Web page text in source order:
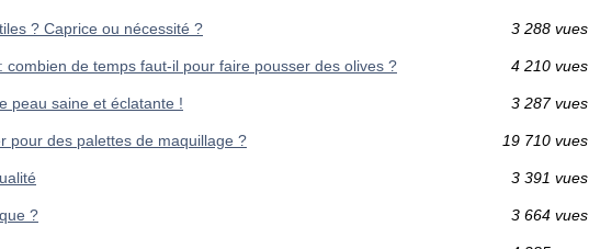
? Caprice ou nécessité ? 3 288 vues
combien de temps faut-il pour faire pousser des olives ? 4 210 vues
peau saine et éclatante ! 3 287 vues
pour des palettes de maquillage ? 19 710 vues
3 391 vues
? 3 664 vues